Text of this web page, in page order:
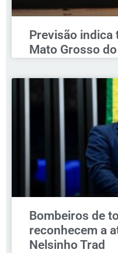
Previsão indica
Mato Grosso
Bombeiros de
reconhecem a
Nelsinho Trad